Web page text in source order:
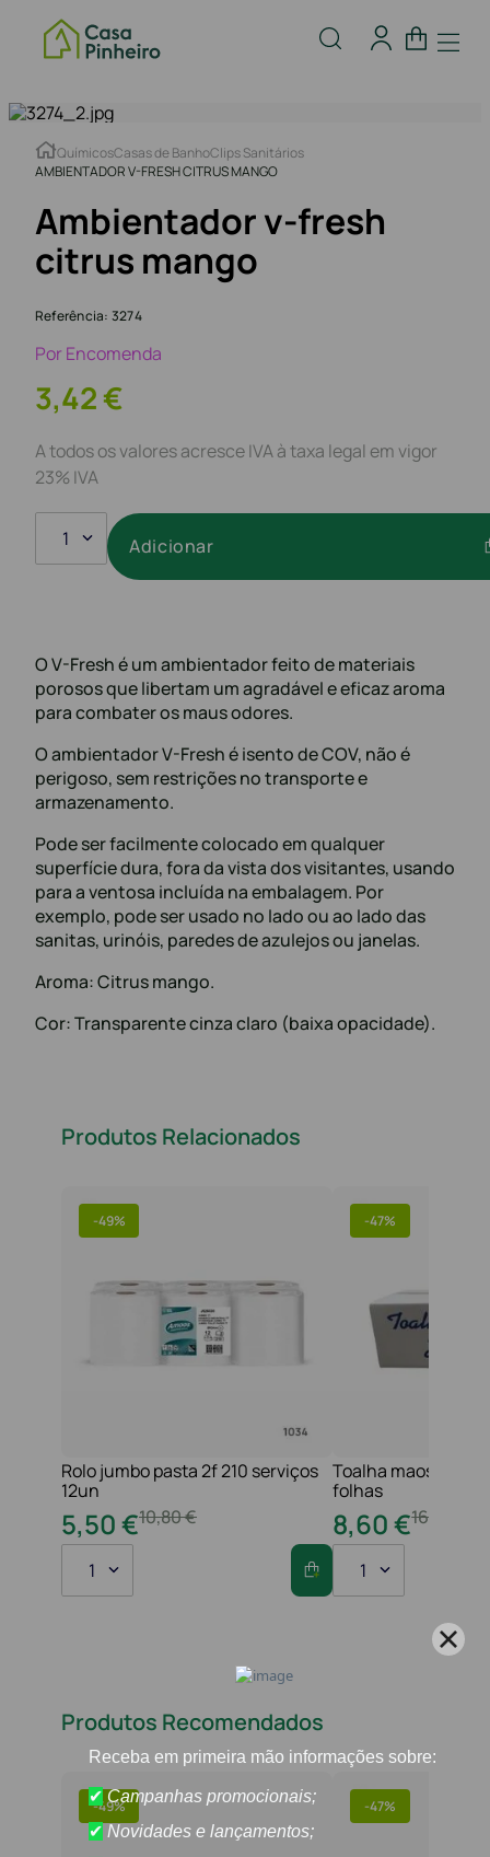
QuímicosCasas de BanhoClips Sanitários
AMBIENTADOR V-FRESH CITRUS MANGO
Ambientador v-fresh
citrus mango
Referência: 3274
Por Encomenda
3,42€
A todos os valores acresce IVA à taxa legal em vigor
23% IVA
1 Adicionar
O V-Fresh é um ambientador feito de materiais
porosos que libertam um agradável e eficaz aroma
para combater os maus odores.
O ambientador V-Fresh é isento de COV, não é
perigoso, sem restrições no transporte e
armazenamento.
Pode ser facilmente colocado em qualquer
superfície dura, fora da vista dos visitantes, usando
para a ventosa incluída na embalagem. Por
exemplo, pode ser usado no lado ou ao lado das
sanitas, urinóis, paredes de azulejos ou janelas.
Aroma: Citrus mango.
Cor: Transparente cinza claro (baixa opacidade).
Produtos Relacionados
-49%
Rolo jumbo pasta 2f 210 serviços
12un
10,80€
5,50€
1
-47%
Toalha maos 2f
folhas
16
8,60€
1
Produtos Recomendados
-49% -47%